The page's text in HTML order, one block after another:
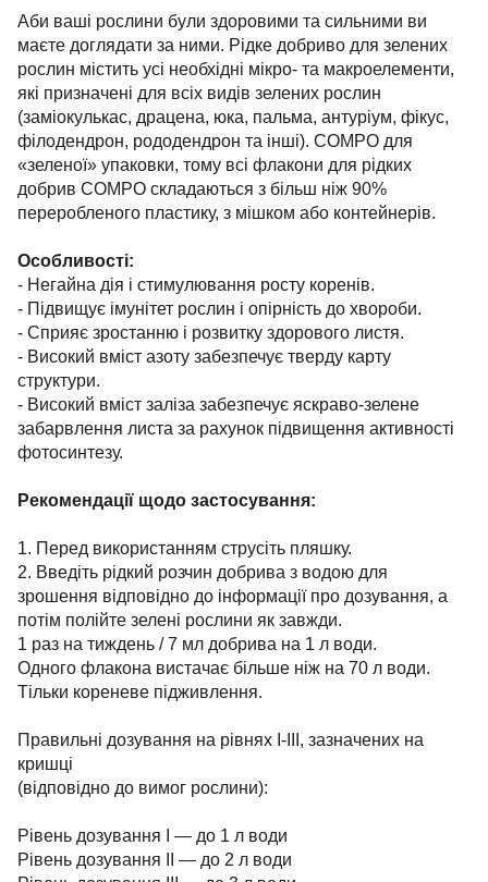
Аби ваші рослини були здоровими та сильними ви
маєте доглядати за ними. Рідке добриво для зелених
рослин містить усі необхідні мікро- та макроелементи,
які призначені для всіх видів зелених рослин
(заміокулькас, драцена, юка, пальма, антуріум, фікус,
філодендрон, рододендрон та інші). COMPO для
«зеленої» упаковки, тому всі флакони для рідких
добрив COMPO складаються з більш ніж 90%
переробленого пластику, з мішком або контейнерів.
Особливості:
- Негайна дія і стимулювання росту коренів.
- Підвищує імунітет рослин і опірність до хвороби.
- Сприяє зростанню і розвитку здорового листя.
- Високий вміст азоту забезпечує тверду карту
структури.
- Високий вміст заліза забезпечує яскраво-зелене
забарвлення листа за рахунок підвищення активності
фотосинтезу.
Рекомендації щодо застосування:
1. Перед використанням струсіть пляшку.
2. Введіть рідкий розчин добрива з водою для
зрошення відповідно до інформації про дозування, а
потім полійте зелені рослини як завжди.
1 раз на тиждень / 7 мл добрива на 1 л води.
Одного флакона вистачає більше ніж на 70 л води.
Тільки кореневе підживлення.
Правильні дозування на рівнях I-III, зазначених на
кришці
(відповідно до вимог рослини):
Рівень дозування I — до 1 л води
Рівень дозування II — до 2 л води